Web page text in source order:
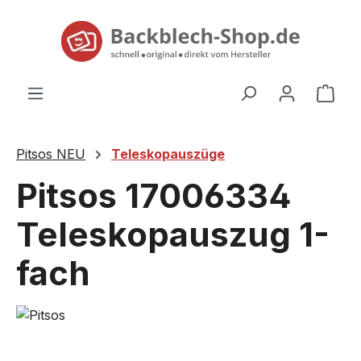
springen
Pitsos NEU Teleskopauszüge
Pitsos 17006334
Teleskopauszug 1-
fach